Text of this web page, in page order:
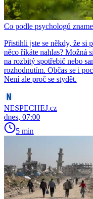
Co podle psychologů
Přistihli jste se někdy, že si
něco říkáte nahlas? Možná
na rozbitý spotřebič nebo
rozhodnutím. Občas se i
Není ale proč se stydět.
NESPECHEJ.cz
dnes, 07:00
5 min